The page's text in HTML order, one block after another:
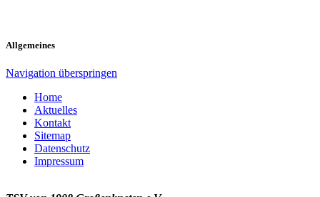
Allgemeines
Navigation überspringen
Home
Aktuelles
Kontakt
Sitemap
Datenschutz
Impressum